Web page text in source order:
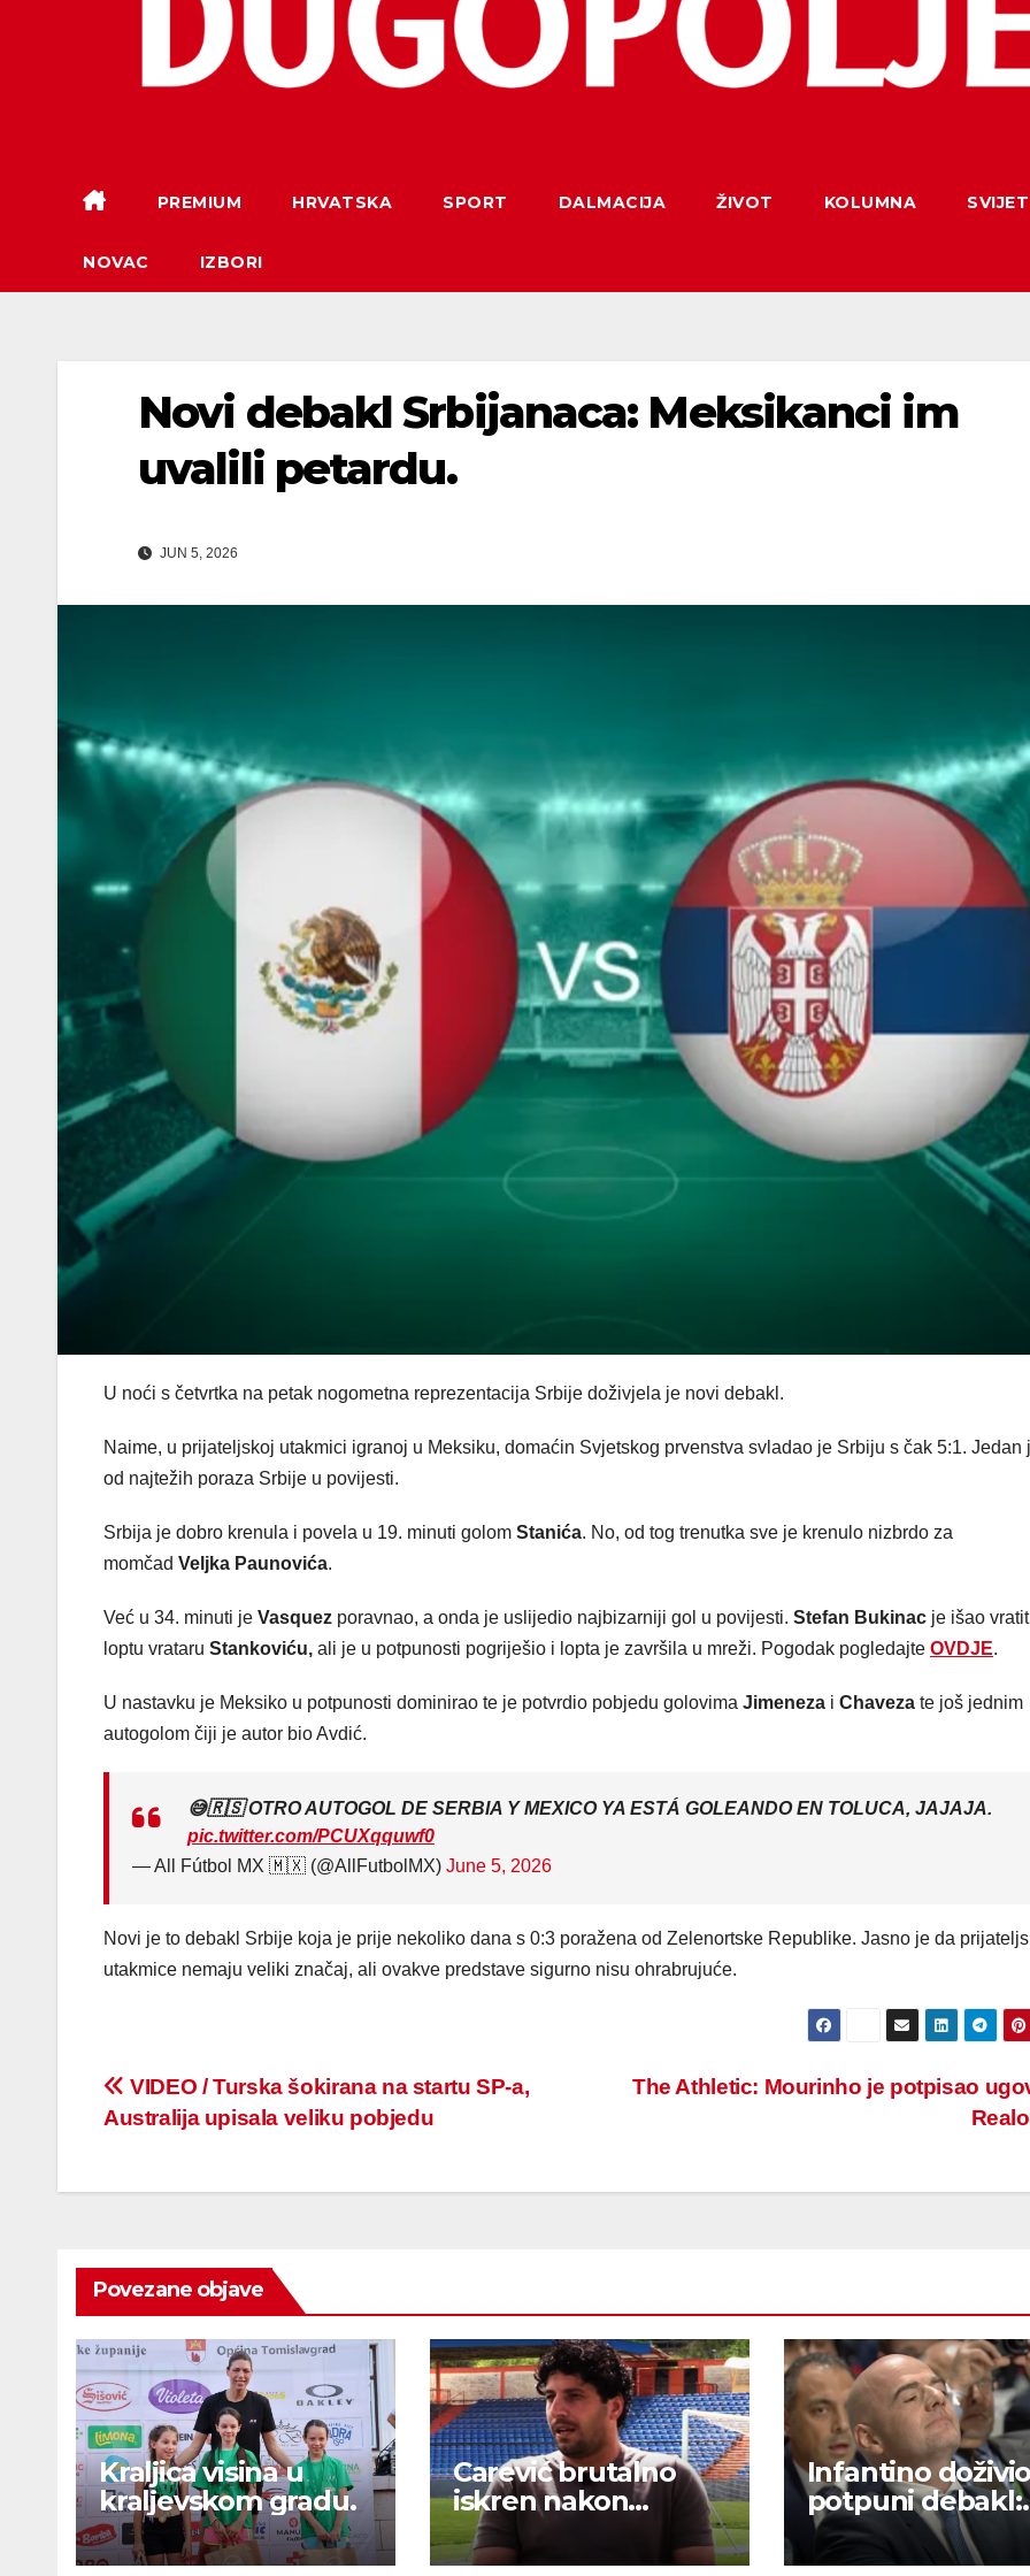
PREMIUM HRVATSKA SPORT DALMACIJA ŽIVOT KOLUMNA SVIJET
NOVAC IZBORI
Novi debakl Srbijanaca: Meksikanci im
uvalili petardu.
JUN 5, 2026
U noći s četvrtka na petak nogometna reprezentacija Srbije doživjela je novi debakl.
Naime, u prijateljskoj utakmici igranoj u Meksiku, domaćin Svjetskog prvenstva svladao je Srbiju s čak 5:1. Jedan
od najtežih poraza Srbije u povijesti.
Srbija je dobro krenula i povela u 19. minuti golom Stanića. No, od tog trenutka sve je krenulo nizbrdo za
momčad Veljka Paunovića.
Već u 34. minuti je Vasquez poravnao, a onda je uslijedio najbizarniji gol u povijesti. Stefan Bukinac je išao
loptu vrataru Stankoviću, ali je u potpunosti pogriješio i lopta je završila u mreži. Pogodak pogledajte OVDJE.
U nastavku je Meksiko u potpunosti dominirao te je potvrdio pobjedu golovima Jimeneza i Chaveza te još jednim
autogolom čiji je autor bio Avdić.
😅🇷🇸 OTRO AUTOGOL DE SERBIA Y MEXICO YA ESTÁ GOLEANDO EN TOLUCA, JAJAJA.
pic.twitter.com/PCUXqquwf0
— All Fútbol MX 🇲🇽 (@AllFutbolMX) June 5, 2026
Novi je to debakl Srbije koja je prije nekoliko dana s 0:3 poražena od Zelenortske Republike. Jasno je da
utakmice nemaju veliki značaj, ali ovakve predstave sigurno nisu ohrabrujuće.
Post
navigation
The Athletic: Mourinho je potpisao
VIDEO / Turska šokirana na startu SP-a,
Australija upisala veliku pobjedu
Povezane objave
Kraljica visina u
kraljevskom gradu.
Carević brutalno
iskren nakon
poraza: ‘Nismo
kvalitetni u tome’
Infantino
potpuni debakl:
Pozivi na bojkot
upalili – nema